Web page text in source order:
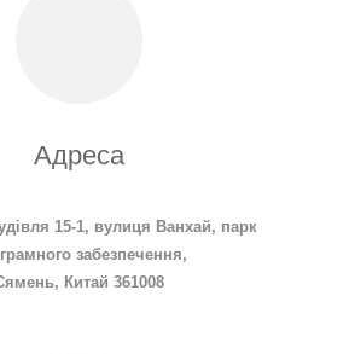
Адреса
15-1, вулиця Ванхай, парк
забезпечення,
Китай 361008